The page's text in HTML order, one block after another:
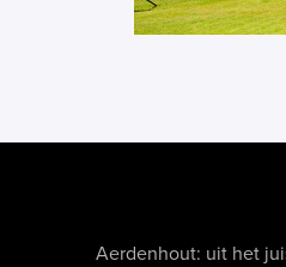
Aerdenhout: uit het